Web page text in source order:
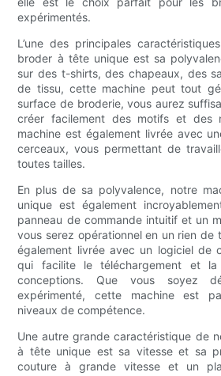
expérimentés.
L’une des principales
broder à tête unique est sa
sur des t-shirts, des chapeaux, des
de tissu, cette machine peut tout
surface de broderie, vous aurez
créer facilement des motifs et des
machine est également livrée avec
cerceaux, vous permettant de
toutes tailles.
En plus de sa polyvalence, notre
unique est également
panneau de commande intuitif et un
vous serez opérationnel en un rien de
également livrée avec un logiciel de
qui facilite le téléchargement et
conceptions. Que vous soyez
expérimenté, cette machine est
niveaux de compétence.
Une autre grande caractéristique de
à tête unique est sa vitesse et sa
couture à grande vitesse et un